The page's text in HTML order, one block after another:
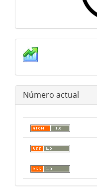
estadisticas
Número actual